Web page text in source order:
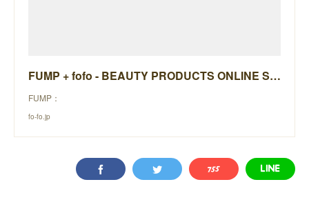
FUMP + fofo - BEAUTY PRODUCTS ONLINE STORE -
FUMP：
fo-fo.jp